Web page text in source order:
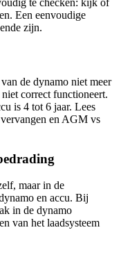
te checken: kijk of
Een eenvoudige
zijn.
de dynamo niet meer
correct functioneert.
is 4 tot 6 jaar. Lees
en AGM vs
maar in de
en accu. Bij
in de dynamo
van het laadsysteem